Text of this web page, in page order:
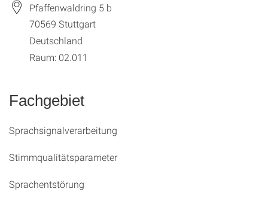
Pfaffenwaldring 5 b
70569 Stuttgart
Deutschland
Raum: 02.011
Fachgebiet
Sprachsignalverarbeitung
Stimmqualitätsparameter
Sprachentstörung